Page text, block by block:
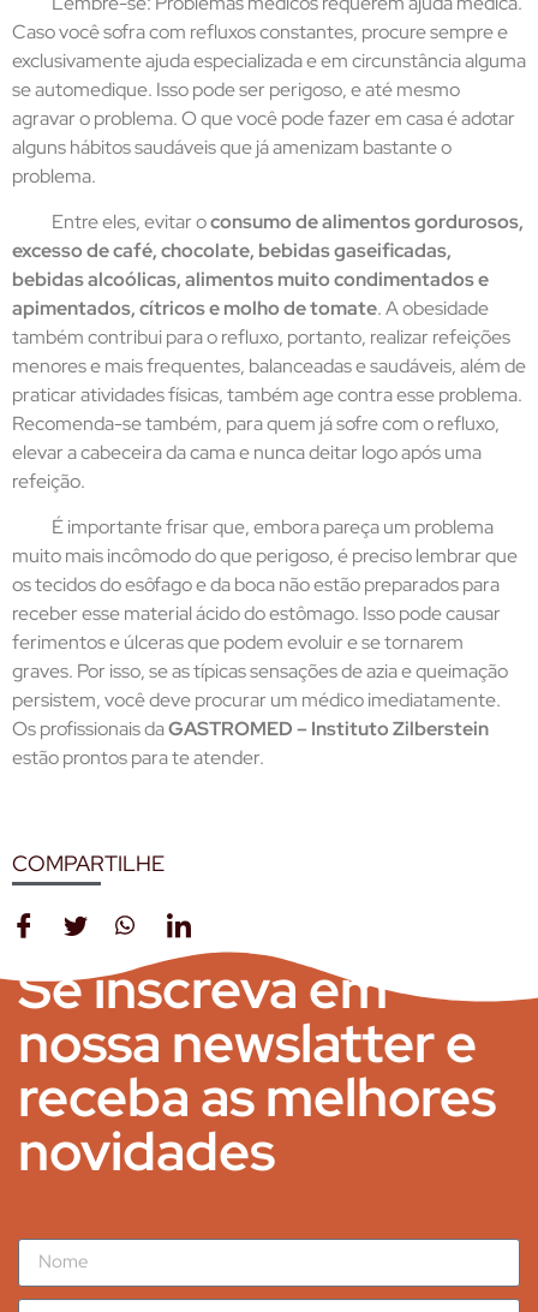
Caso você sofra com refluxos constantes, procure sempre e
exclusivamente ajuda especializada e em circunstância alguma
se automedique. Isso pode ser perigoso, e até mesmo
agravar o problema. O que você pode fazer em casa é adotar
alguns hábitos saudáveis que já amenizam bastante o
problema.
Entre eles, evitar oconsumo de alimentos gordurosos,
excesso de café, chocolate, bebidas gaseificadas,
bebidas alcoólicas, alimentos muito condimentados e
apimentados, cítricos e molho de tomate. A obesidade
também contribui para o refluxo, portanto, realizar refeições
menores e mais frequentes, balanceadas e saudáveis, além de
praticar atividades físicas, também age contra esse problema.
Recomenda-se também, para quem já sofre com o refluxo,
elevar a cabeceira da cama e nunca deitar logo após uma
refeição.
É importante frisar que, embora pareça um problema
muito mais incômodo do que perigoso, é preciso lembrar que
os tecidos do esôfago e da boca não estão preparados para
receber esse material ácido do estômago. Isso pode causar
ferimentos e úlceras que podem evoluir e se tornarem
graves. Por isso, se as típicas sensações de azia e queimação
persistem, você deve procurar um médico imediatamente.
Os profissionais daGASTROMED – Instituto Zilberstein
estão prontos para te atender.
COMPARTILHE
Se inscreva em
nossa newslatter e
receba as melhores
novidades